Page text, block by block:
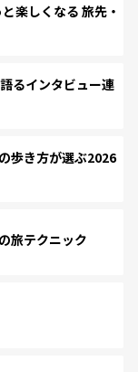
楽しくなる 旅先・
るインタビュー連
歩き方が選ぶ2026
旅テクニック